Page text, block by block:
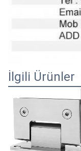
İlgili Ürünler